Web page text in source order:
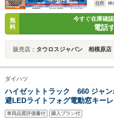
住所
神
無
料
今すぐ在庫確
電話
販売店： タウロスジャパン 相模原店
ダイハツ
ハイゼットトラック 660 ジャ
避LEDライトフォグ電動窓キー
車両品質評価書付 購入プラン付